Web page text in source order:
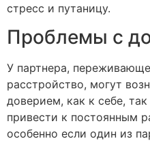
стресс и путаницу.
Проблемы с
У партнера,
расстройство, могут
доверием, как к себе,
привести к постоянным
особенно если один из